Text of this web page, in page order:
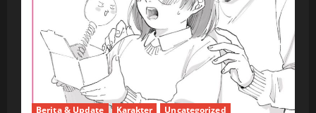
Berita & Update Karakter Uncategorized